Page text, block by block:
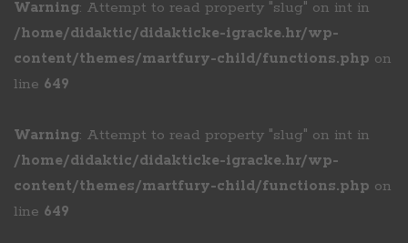
Warning: Attempt to read property "slug" on int in
/home/didaktic/didakticke-igracke.hr/wp-
content/themes/martfury-child/functions.php on
line 649
Warning: Attempt to read property "slug" on int in
/home/didaktic/didakticke-igracke.hr/wp-
content/themes/martfury-child/functions.php on
line 649